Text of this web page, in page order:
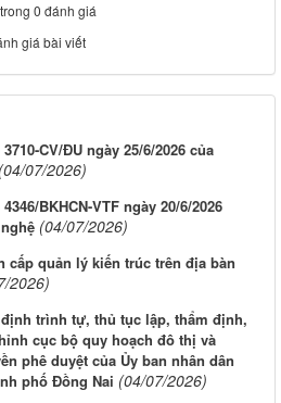
0 đánh giá
giá bài viết
CV/ĐU ngày 25/6/2026 của
(04/07/2026)
BKHCN-VTF ngày 20/6/2026
(04/07/2026)
cấp quản lý kiến trúc trên địa bàn
2026)
trình tự, thủ tục lập, thẩm định,
cục bộ quy hoạch đô thị và
phê duyệt của Ủy ban nhân dân
phố Đồng Nai (04/07/2026)